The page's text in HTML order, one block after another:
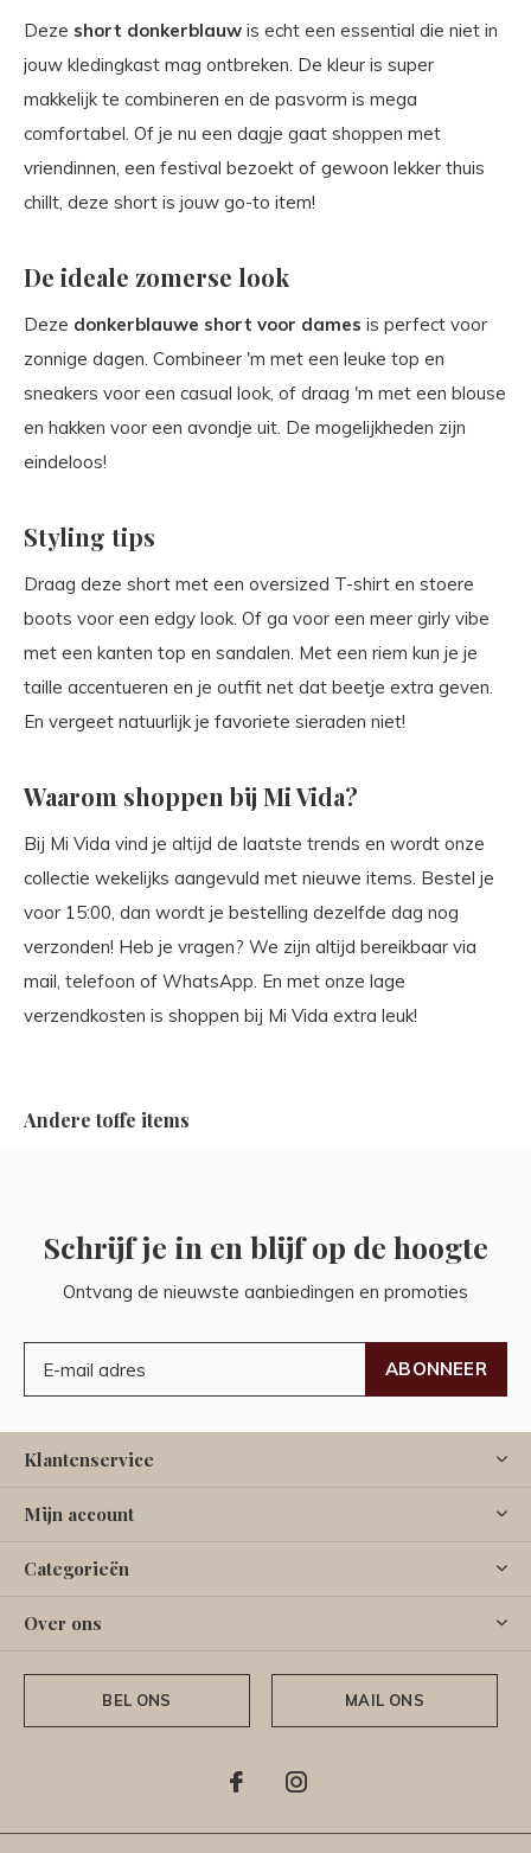
Deze short donkerblauw is echt een essential die niet in
jouw kledingkast mag ontbreken. De kleur is super
makkelijk te combineren en de pasvorm is mega
comfortabel. Of je nu een dagje gaat shoppen met
vriendinnen, een festival bezoekt of gewoon lekker thuis
chillt, deze short is jouw go-to item!
De ideale zomerse look
Deze donkerblauwe short voor dames is perfect voor
zonnige dagen. Combineer 'm met een leuke top en
sneakers voor een casual look, of draag 'm met een blouse
en hakken voor een avondje uit. De mogelijkheden zijn
eindeloos!
Styling tips
Draag deze short met een oversized T-shirt en stoere
boots voor een edgy look. Of ga voor een meer girly vibe
met een kanten top en sandalen. Met een riem kun je je
taille accentueren en je outfit net dat beetje extra geven.
En vergeet natuurlijk je favoriete sieraden niet!
Waarom shoppen bij Mi Vida?
Bij Mi Vida vind je altijd de laatste trends en wordt onze
collectie wekelijks aangevuld met nieuwe items. Bestel je
voor 15:00, dan wordt je bestelling dezelfde dag nog
verzonden! Heb je vragen? We zijn altijd bereikbaar via
mail, telefoon of WhatsApp. En met onze lage
verzendkosten is shoppen bij Mi Vida extra leuk!
Andere toffe items
Schrijf je in en blijf op de hoogte
Ontvang de nieuwste aanbiedingen en promoties
ABONNEER
Klantenservice
Mijn account
Categorieën
Over ons
BEL ONS MAIL ONS